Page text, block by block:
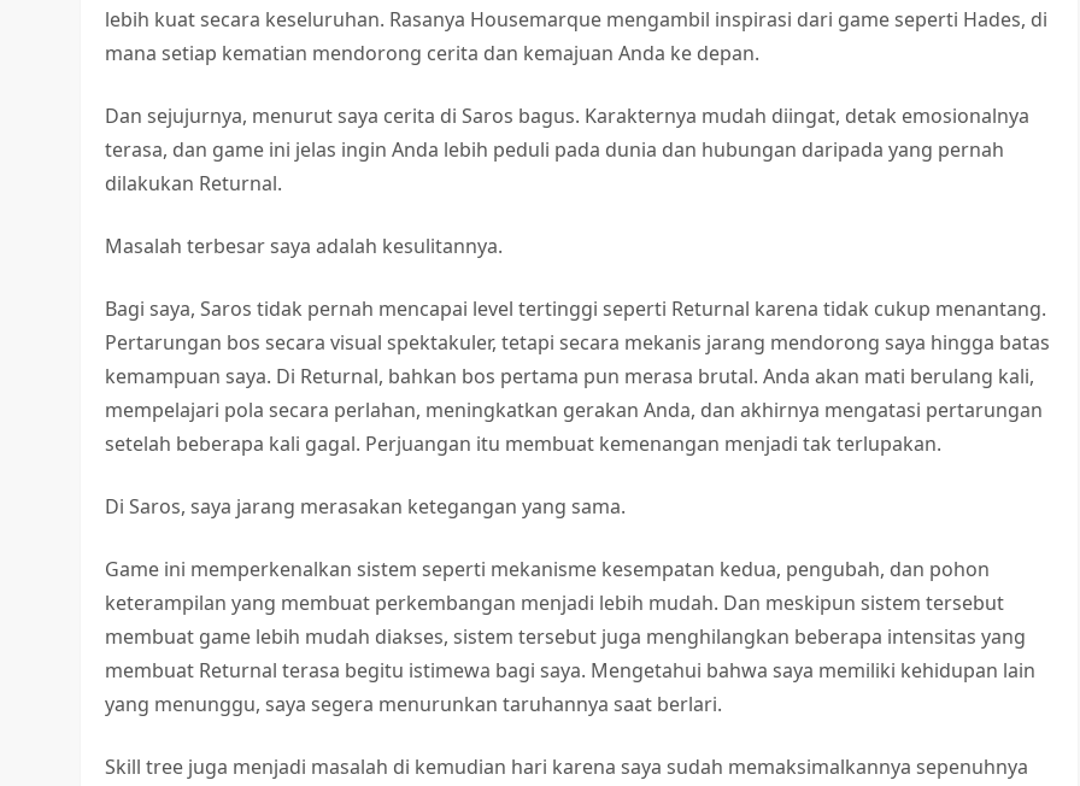
lebih kuat secara keseluruhan. Rasanya Housemarque mengambil inspirasi dari game seperti Hades, di
mana setiap kematian mendorong cerita dan kemajuan Anda ke depan.
Dan sejujurnya, menurut saya cerita di Saros bagus. Karakternya mudah diingat, detak emosionalnya
terasa, dan game ini jelas ingin Anda lebih peduli pada dunia dan hubungan daripada yang pernah
dilakukan Returnal.
Masalah terbesar saya adalah kesulitannya.
Bagi saya, Saros tidak pernah mencapai level tertinggi seperti Returnal karena tidak cukup menantang.
Pertarungan bos secara visual spektakuler, tetapi secara mekanis jarang mendorong saya hingga batas
kemampuan saya. Di Returnal, bahkan bos pertama pun merasa brutal. Anda akan mati berulang kali,
mempelajari pola secara perlahan, meningkatkan gerakan Anda, dan akhirnya mengatasi pertarungan
setelah beberapa kali gagal. Perjuangan itu membuat kemenangan menjadi tak terlupakan.
Di Saros, saya jarang merasakan ketegangan yang sama.
Game ini memperkenalkan sistem seperti mekanisme kesempatan kedua, pengubah, dan pohon
keterampilan yang membuat perkembangan menjadi lebih mudah. Dan meskipun sistem tersebut
membuat game lebih mudah diakses, sistem tersebut juga menghilangkan beberapa intensitas yang
membuat Returnal terasa begitu istimewa bagi saya. Mengetahui bahwa saya memiliki kehidupan lain
yang menunggu, saya segera menurunkan taruhannya saat berlari.
Skill tree juga menjadi masalah di kemudian hari karena saya sudah memaksimalkannya sepenuhnya